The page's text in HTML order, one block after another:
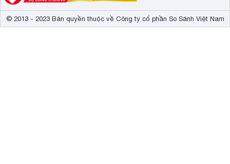
© 2013 - 2023 Bản quyền thuộc về Công ty cổ phần So Sánh Việt Nam